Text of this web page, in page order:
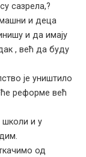
сазрела,?
и деца
и да имају
, већ да буду
је уништило
реформе већ
школи и у
од